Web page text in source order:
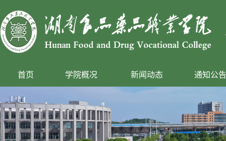
首页 学院概况 新闻动态 通知公告